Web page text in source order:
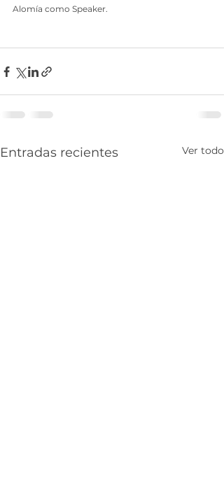
Alomía como Speaker.
Entradas recientes Ver todo